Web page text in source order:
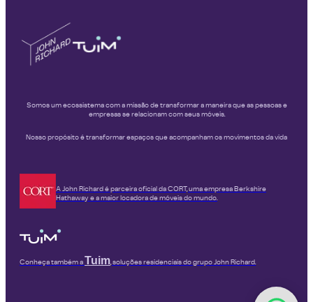
Somos um ecossistema com a missão de transformar a maneira que as pessoas e
empresas se relacionam com seus móveis.
Nosso propósito é transformar espaços que acompanham os movimentos da vida
A John Richard é parceira oficial da CORT, uma empresa Berkshire
Hathaway e a maior locadora de móveis do mundo.
Conheça também aTuim, soluções residenciais do grupo John Richard.